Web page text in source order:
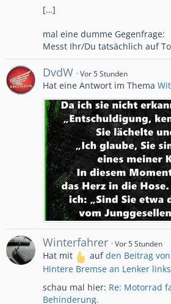
[…]
mal eine dumme Gegenfrage:
Messt Ihr/Du tatsächlich auf
DvdW Vor 5 Stunden
Hat eine Antwort im Thema
Winterfahrer Vor 5 Stunden
Hat mit aufden Beitrag von
Hintere Bremse an Lenker
schau mal hier: Re: Motorrad
Behinderung.